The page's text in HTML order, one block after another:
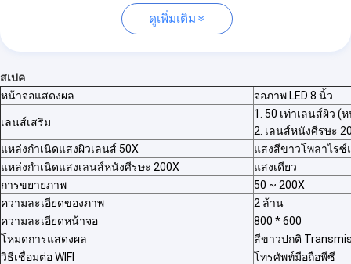
ดูเพิ่มเติม
สเปค
หน้าจอแสดงผล
จอภาพ LED 8 นิ้ว
เลนส์เสริม
1. 50 เท่าเลนส์ผิว (
2. เลนส์หนังศีรษะ
แหล่งกำเนิดแสงผิวเลนส์ 50X
แสงสีขาวโพลาไรซ์
แหล่งกำเนิดแสงเลนส์หนังศีรษะ 200X
แสงเดียว
การขยายภาพ
50 ~ 200X
ความละเอียดของภาพ
2 ล้าน
ความละเอียดหน้าจอ
800 * 600
โหมดการแสดงผล
สีขาวปกติ
วิธีเชื่อมต่อ WIFI
โทรศัพท์มือถือพีซี